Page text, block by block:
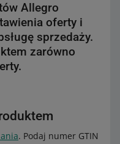
Allegro
oferty i
sprzedaży.
zarówno
. Podaj numer GTIN